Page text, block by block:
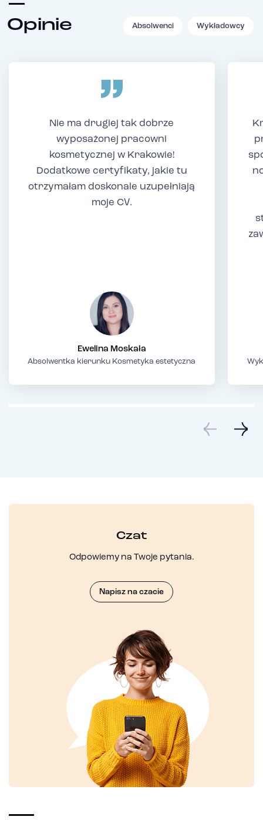
Opinie Absolwenci Wykładowcy
Nie ma drugiej tak dobrze
wyposażonej pracowni
kosmetycznej w Krakowie!
Dodatkowe certyfikaty, jakie tu
otrzymałam doskonale uzupełniają
moje CV.
Ewelina Moskała
Absolwentka kierunku Kosmetyka estetyczna
Czat
Odpowiemy na Twoje pytania.
Napisz na czacie